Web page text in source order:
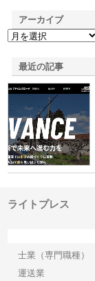
アーカイブ
最近の記事
ライトプレス
士業（専門職種）
運送業